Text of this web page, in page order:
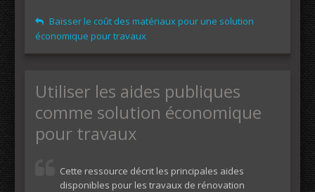
Baisser le coût des matériaux pour une solution
économique pour travaux
Utiliser les aides publiques
comme solution économique
pour travaux
Cette ressource décrit les principales aides
disponibles pour les travaux de rénovation